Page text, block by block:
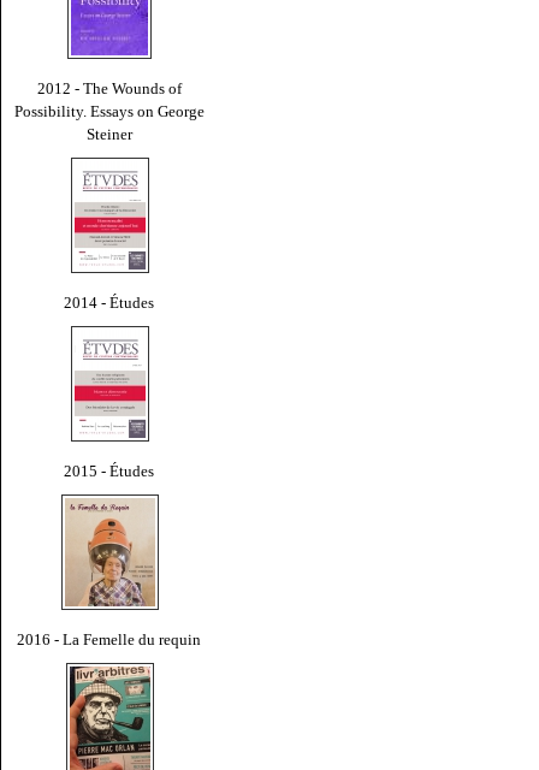
2012 - The Wounds of
Possibility. Essays on George
Steiner
2014 - Études
2015 - Études
2016 - La Femelle du requin